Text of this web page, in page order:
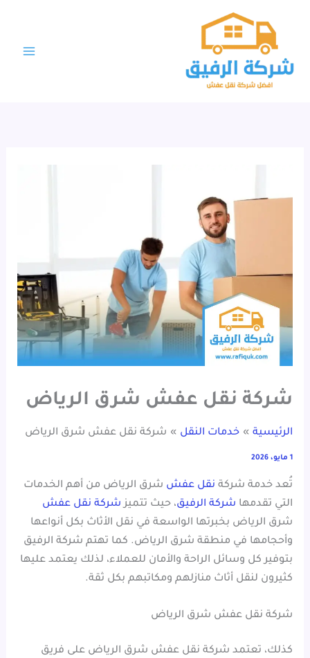
المحتوى
شركة نقل عفش شرق الرياض
الرئيسية خدمات النقل شركة نقل عفش شرق الرياض
1 مايو، 2026
تُعد خدمة شركة نقل عفش شرق الرياض من أهم الخدمات
التي تقدمها شركة الرفيق، حيث تتميزشركة نقل عفش
شرق الرياض بخبرتها الواسعة في نقل الأثاث بكل أنواعها
وأحجامها في منطقة شرق الرياض. كما تهتم شركة الرفيق
بتوفير كل وسائل الراحة والأمان للعملاء، لذلك يعتمد عليها
كثيرون لنقل أثاث منازلهم ومكاتبهم بكل ثقة.
شركة نقل عفش شرق الرياض
كذلك، تعتمد شركة نقل عفش شرق الرياض على فريق